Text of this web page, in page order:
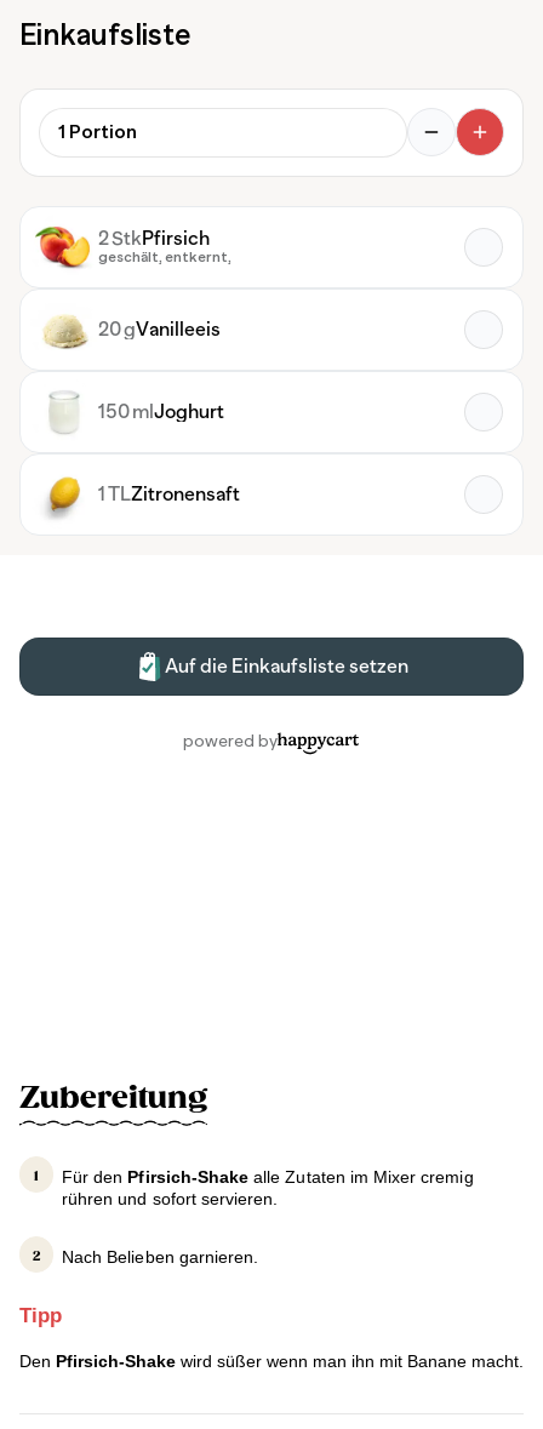
Zubereitung
Für den Pfirsich-Shake alle Zutaten im Mixer cremig
rühren und sofort servieren.
Nach Belieben garnieren.
Tipp
Den Pfirsich-Shake wird süßer wenn man ihn mit Banane macht.